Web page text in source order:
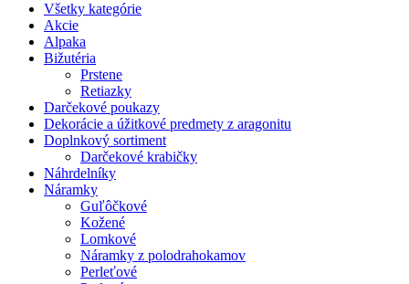
Všetky kategórie
Akcie
Alpaka
Bižutéria
Prstene
Retiazky
Darčekové poukazy
Dekorácie a úžitkové predmety z aragonitu
Doplnkový sortiment
Darčekové krabičky
Náhrdelníky
Náramky
Guľôčkové
Kožené
Lomkové
Náramky z polodrahokamov
Perleťové